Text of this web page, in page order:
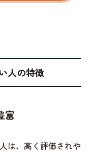
人の特徴
富
は、高く評価されや